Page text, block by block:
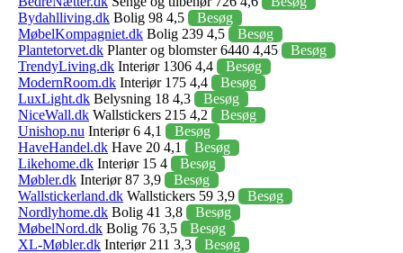
Bydahlliving.dk Bolig 98 4,5
Besøg
MøbelKompagniet.dk Bolig 239 4,5
Besøg
Plantetorvet.dk Planter og blomster 6440 4,45
Besøg
TrendyLiving.dk Interiør 1306 4,4
Besøg
ModernRoom.dk Interiør 175 4,4
Besøg
LuxLight.dk Belysning 18 4,3
Besøg
NiceWall.dk Wallstickers 215 4,2
Besøg
Unishop.nu Interiør 6 4,1
Besøg
HaveHandel.dk Have 20 4,1
Besøg
Likehome.dk Interiør 15 4
Besøg
Møbler.dk Interiør 87 3,9
Besøg
Wallstickerland.dk Wallstickers 59 3,9
Besøg
Nordlyhome.dk Bolig 41 3,8
Besøg
MøbelNord.dk Bolig 76 3,5
Besøg
XL-Møbler.dk Interiør 211 3,3
Besøg